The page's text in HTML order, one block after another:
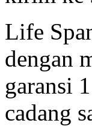
Life
dengan
garansi
cadang